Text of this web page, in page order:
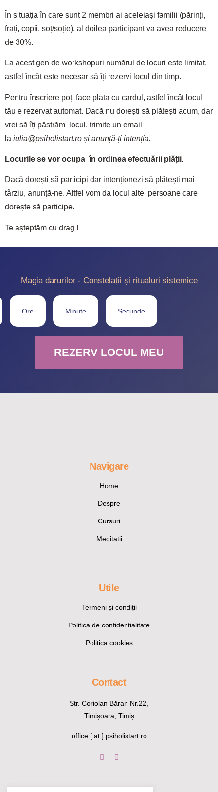
În situația în care sunt 2 membri ai aceleiași familii (părinți,
frați, copii, soț/soție), al doilea participant va avea reducere
de 30%.
La acest gen de workshopuri numărul de locuri este limitat,
astfel încât este necesar să îți rezervi locul din timp.
Pentru înscriere poți face plata cu cardul, astfel încât locul
tău e rezervat automat. Dacă nu dorești să plătești acum, dar
vrei să îți păstrăm locul, trimite un email
la iulia@psiholistart.ro și anunță-ți intenția.
Locurile se vor ocupa în ordinea efectuării plății.
Dacă dorești să participi dar intenționezi să plătești mai
târziu, anunță-ne. Altfel vom da locul altei persoane care
dorește să participe.
Te așteptăm cu drag !
Magia darurilor - Constelații și ritualuri sistemice
Ore Minute Secunde
REZERV LOCUL MEU
Navigare
Home
Despre
Cursuri
Meditatii
Utile
Termeni și condiții
Politica de confidentialitate
Politica cookies
Contact
Str. Coriolan Băran Nr.22,
Timișoara, Timiș
office [ at ] psiholistart.ro